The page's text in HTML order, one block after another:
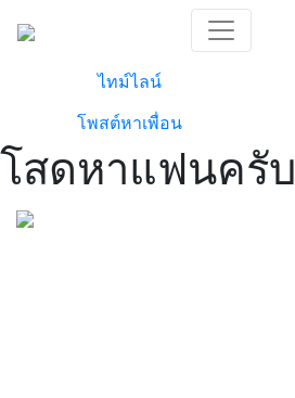
ไทม์ไลน์
โพสต์หาเพื่อน
โสดหาแฟนครับ